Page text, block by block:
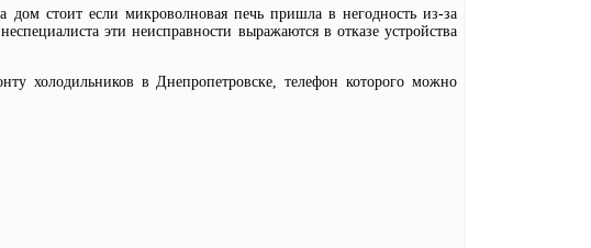
стоит если микроволновая печь пришла в негодность из-за
эти неисправности выражаются в отказе устройства
холодильников в Днепропетровске, телефон которого можно